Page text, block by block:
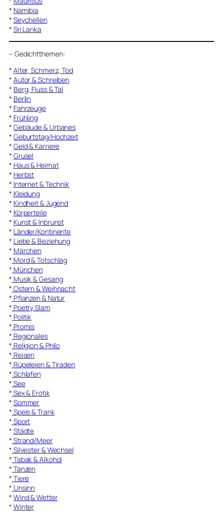
* Namibia
* Seychellen
* Sri Lanka
– Gedichtthemen:
* Alter, Schmerz, Tod
* Autor & Schreiben
* Berg, Fluss & Tal
* Berlin
* Fahrzeuge
* Frühling
* Gebäude & Urbanes
* Geburtstag/Hochzeit
* Geld & Karriere
* Grusel
* Haus & Heimat
* Herbst
* Internet & Technik
* Kleidung
* Kindheit & Jugend
* Körperteile
* Kunst & Inbrunst
* Länder/Kontinente
* Liebe & Beziehung
* Märchen
* Mord & Totschlag
* München
* Musik & Gesang
* Ostern & Weihnacht
* Pflanzen & Natur
* Poetry Slam
* Politik
* Promis
* Regionales
* Religion & Philo
* Reisen
* Rüpeleien & Tiraden
* Schlafen
* See
* Sex & Erotik
* Sommer
* Speis & Trank
* Sport
* Städte
* Strand/Meer
* Silvester & Wechsel
* Tabak & Alkohol
* Tanzen
* Tiere
* Unsinn
* Wind & Wetter
* Winter